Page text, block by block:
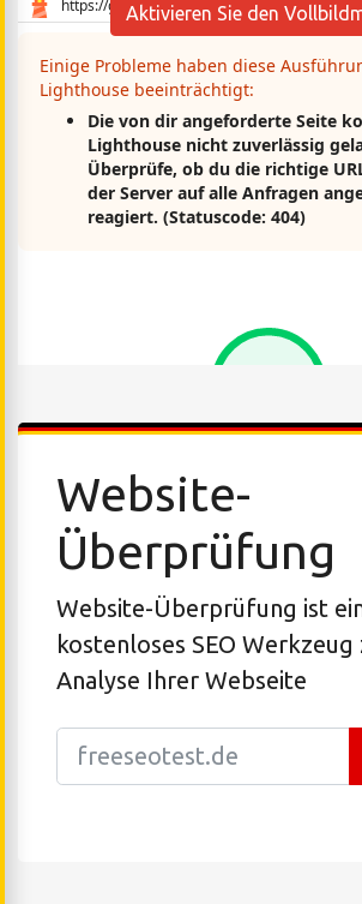
Aktivieren Sie den
Website-
Überprüfung
Website-Überprüfung ist
kostenloses SEO Werkzeug
Analyse Ihrer Webseite